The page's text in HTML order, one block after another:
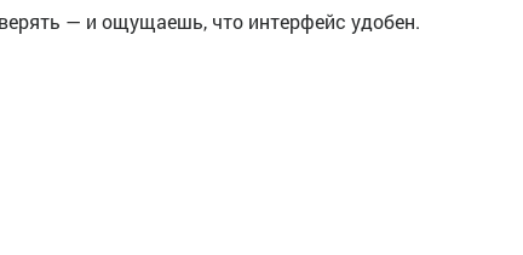
— и ощущаешь, что интерфейс удобен.